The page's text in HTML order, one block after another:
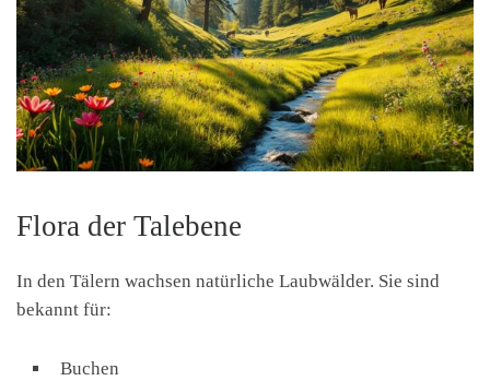
Flora der Talebene
In den Tälern wachsen natürliche Laubwälder. Sie sind
bekannt für:
Buchen